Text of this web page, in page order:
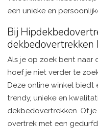
een unieke en
Bij
dekbedovertrekken
Als je op zoek bent naar
hoef je niet verder te
Deze online winkel biedt
trendy, unieke en
dekbedovertrekken. Of
overtrek met een